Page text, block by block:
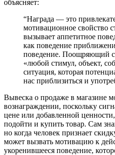
объясняет:
“Награда — это
мотивационное свойство
вызывает аппетитное
как поведение
поведение. Поощряющий
«любой стимул, объект,
ситуация, которая
нас приблизиться и
Вывеска о продаже в магазине
вознаграждении, поскольку
цене или добавленной
подойти и купить товар. Сам
но когда человек признает
может вызвать мотивацию к
укоренившееся поведение,